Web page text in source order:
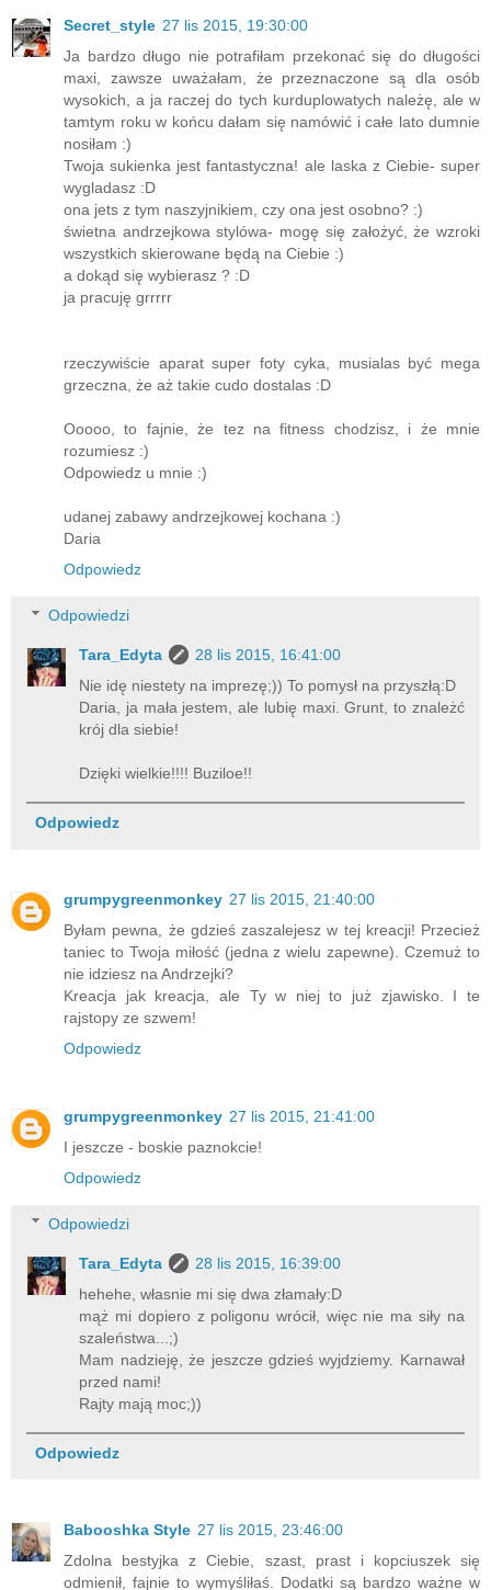
Secret_style 27 lis 2015, 19:30:00
Ja bardzo długo nie potrafiłam przekonać się do długości
maxi, zawsze uważałam, że przeznaczone są dla osób
wysokich, a ja raczej do tych kurduplowatych należę, ale w
tamtym roku w końcu dałam się namówić i całe lato dumnie
nosiłam :)
Twoja sukienka jest fantastyczna! ale laska z Ciebie- super
wygladasz :D
ona jets z tym naszyjnikiem, czy ona jest osobno? :)
świetna andrzejkowa stylówa- mogę się założyć, że wzroki
wszystkich skierowane będą na Ciebie :)
a dokąd się wybierasz ? :D
ja pracuję grrrrr
rzeczywiście aparat super foty cyka, musialas być mega
grzeczna, że aż takie cudo dostalas :D
Ooooo, to fajnie, że tez na fitness chodzisz, i że mnie
rozumiesz :)
Odpowiedz u mnie :)
udanej zabawy andrzejkowej kochana :)
Daria
Odpowiedz
Odpowiedzi
Tara_Edyta
28 lis 2015, 16:41:00
Nie idę niestety na imprezę;)) To pomysł na przyszłą:D
Daria, ja mała jestem, ale lubię maxi. Grunt, to znależć
krój dla siebie!
Dzięki wielkie!!!! Buziloe!!
Odpowiedz
grumpygreenmonkey 27 lis 2015, 21:40:00
Byłam pewna, że gdzieś zaszalejesz w tej kreacji! Przecież
taniec to Twoja miłość (jedna z wielu zapewne). Czemuż to
nie idziesz na Andrzejki?
Kreacja jak kreacja, ale Ty w niej to już zjawisko. I te
rajstopy ze szwem!
Odpowiedz
grumpygreenmonkey 27 lis 2015, 21:41:00
I jeszcze - boskie paznokcie!
Odpowiedz
Odpowiedzi
Tara_Edyta
28 lis 2015, 16:39:00
hehehe, własnie mi się dwa złamały:D
mąż mi dopiero z poligonu wrócił, więc nie ma siły na
szaleństwa...;)
Mam nadzieję, że jeszcze gdzieś wyjdziemy. Karnawał
przed nami!
Rajty mają moc;))
Odpowiedz
Babooshka Style 27 lis 2015, 23:46:00
Zdolna bestyjka z Ciebie, szast, prast i kopciuszek się
odmienił, fajnie to wymyśliłaś. Dodatki są bardzo ważne w